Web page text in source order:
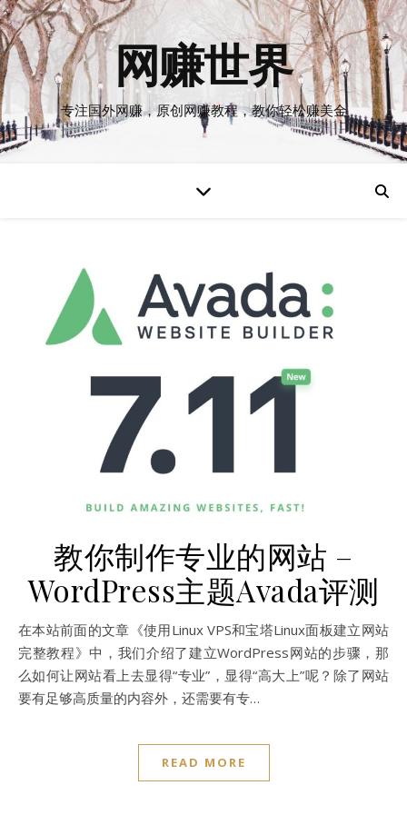
网赚世界
专注国外网赚，原创网赚教程，教你轻松赚美金
教你制作专业的网站 –
WordPress主题Avada评测
在本站前面的文章《使用Linux VPS和宝塔Linux面板建立网站
完整教程》中，我们介绍了建立WordPress网站的步骤，那
么如何让网站看上去显得“专业”，显得“高大上”呢？除了网站
要有足够高质量的内容外，还需要有专…
READ MORE